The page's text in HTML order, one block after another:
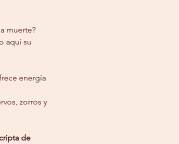
muerte?
aquí su
energía
zorros y
de